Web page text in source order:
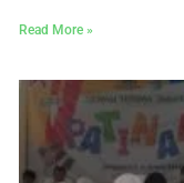
Read More »